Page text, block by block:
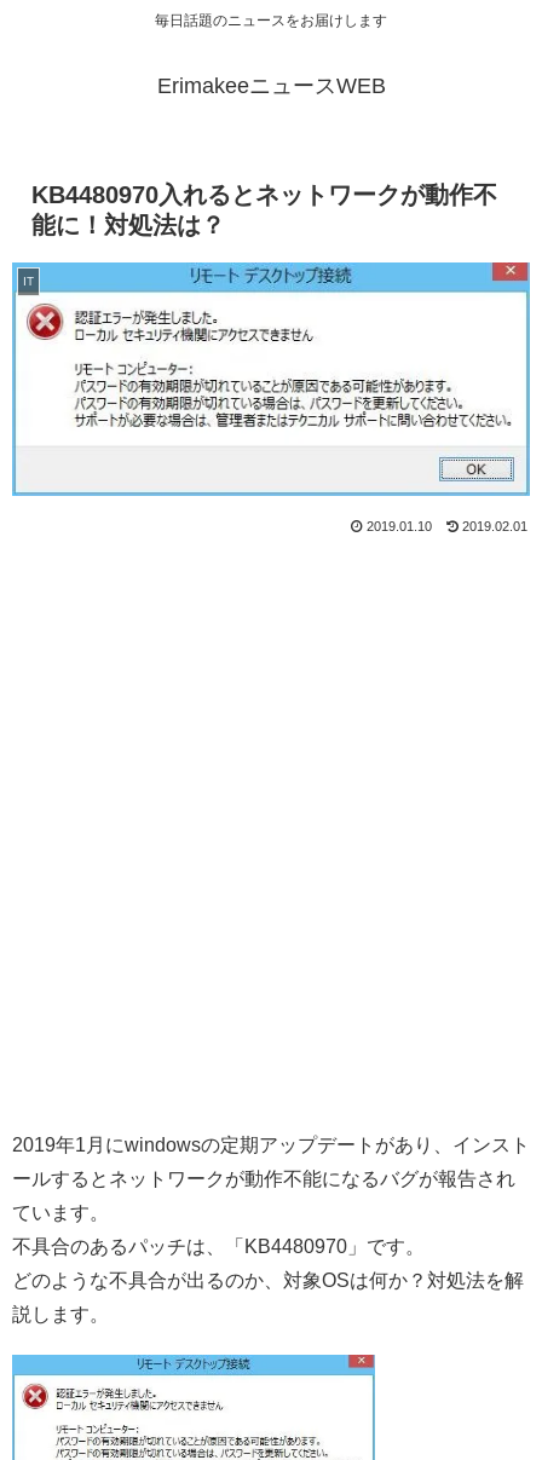
毎日話題のニュースをお届けします
ErimakeeニュースWEB
KB4480970入れるとネットワークが動作不
能に！対処法は？
IT
2019.01.10 2019.02.01
2019年1月にwindowsの定期アップデートがあり、インスト
ールするとネットワークが動作不能になるバグが報告され
ています。
不具合のあるパッチは、「KB4480970」です。
どのような不具合が出るのか、対象OSは何か？対処法を解
説します。